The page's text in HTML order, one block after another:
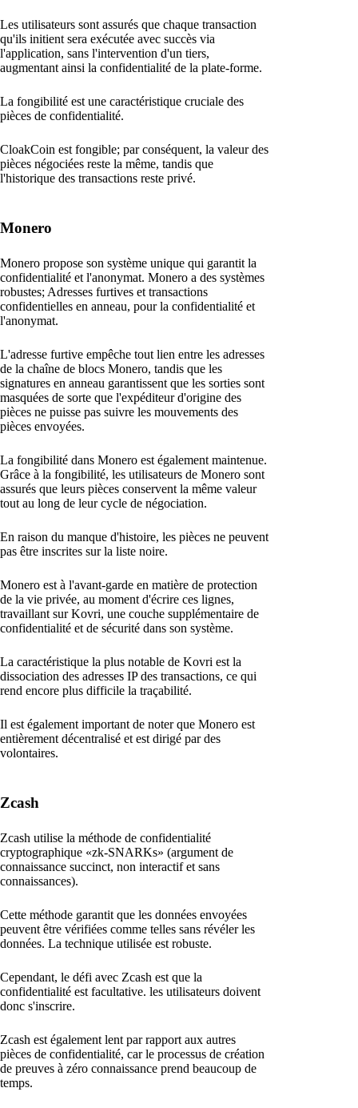
Les utilisateurs sont assurés que chaque transaction
qu'ils initient sera exécutée avec succès via
l'application, sans l'intervention d'un tiers,
augmentant ainsi la confidentialité de la plate-forme.
La fongibilité est une caractéristique cruciale des
pièces de confidentialité.
CloakCoin est fongible; par conséquent, la valeur des
pièces négociées reste la même, tandis que
l'historique des transactions reste privé.
Monero
Monero propose son système unique qui garantit la
confidentialité et l'anonymat. Monero a des systèmes
robustes; Adresses furtives et transactions
confidentielles en anneau, pour la confidentialité et
l'anonymat.
L'adresse furtive empêche tout lien entre les adresses
de la chaîne de blocs Monero, tandis que les
signatures en anneau garantissent que les sorties sont
masquées de sorte que l'expéditeur d'origine des
pièces ne puisse pas suivre les mouvements des
pièces envoyées.
La fongibilité dans Monero est également maintenue.
Grâce à la fongibilité, les utilisateurs de Monero sont
assurés que leurs pièces conservent la même valeur
tout au long de leur cycle de négociation.
En raison du manque d'histoire, les pièces ne peuvent
pas être inscrites sur la liste noire.
Monero est à l'avant-garde en matière de protection
de la vie privée, au moment d'écrire ces lignes,
travaillant sur Kovri, une couche supplémentaire de
confidentialité et de sécurité dans son système.
La caractéristique la plus notable de Kovri est la
dissociation des adresses IP des transactions, ce qui
rend encore plus difficile la traçabilité.
Il est également important de noter que Monero est
entièrement décentralisé et est dirigé par des
volontaires.
Zcash
Zcash utilise la méthode de confidentialité
cryptographique «zk-SNARKs» (argument de
connaissance succinct, non interactif et sans
connaissances).
Cette méthode garantit que les données envoyées
peuvent être vérifiées comme telles sans révéler les
données. La technique utilisée est robuste.
Cependant, le défi avec Zcash est que la
confidentialité est facultative. les utilisateurs doivent
donc s'inscrire.
Zcash est également lent par rapport aux autres
pièces de confidentialité, car le processus de création
de preuves à zéro connaissance prend beaucoup de
temps.